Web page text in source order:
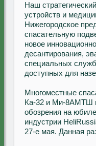
Наш
устройств и
Нижегородское
спасательную
новое
десантирования,
специальных
доступных для
Многоместные
Ка-32 и Ми-8АМТШ
обозрения на
индустрии
27-е мая. Данная